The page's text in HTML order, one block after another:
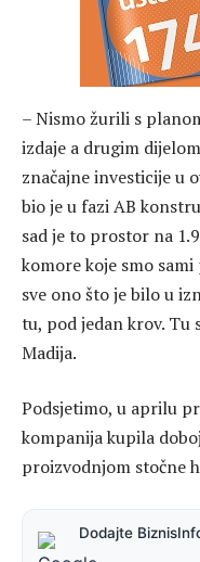
– Nismo žurili s
izdaje a drugim
značajne investicije u
bio je u fazi AB
sad je to prostor na
komore koje smo
sve ono što je bilo u
tu, pod jedan krov. Tu
Madija.
Podsjetimo, u aprilu
kompanija kupila
proizvodnjom stočne
Dodajte